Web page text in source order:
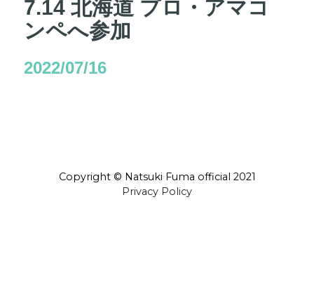
7.14 北海道 プロ・アマコ
ンペへ参加
2022/07/16
Copyright © Natsuki Fuma official 2021
Privacy Policy